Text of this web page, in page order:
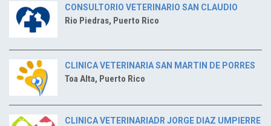
CONSULTORIO VETERINARIO SAN CLAUDIO
Rio Piedras, Puerto Rico
CLINICA VETERINARIA SAN MARTIN DE PORRES
Toa Alta, Puerto Rico
CLINICA VETERINARIADR JORGE DIAZ UMPIERRE